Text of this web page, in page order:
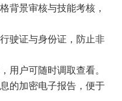
背景审核与技能考核，
驶证与身份证，防止非
用户可随时调取查看。
的加密电子报告，便于